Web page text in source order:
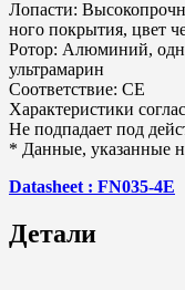
Лопасти:
ного покрытия, цвет
Ротор: Алюминий,
ультрамарин
Соответствие: CE
Характеристики
Не подпадает под
* Данные, указанные
Datasheet : FN035-4E
Детали